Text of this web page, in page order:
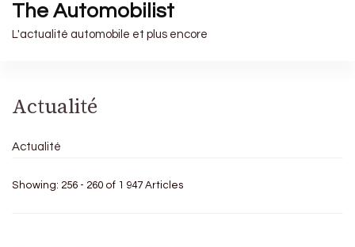
The Automobilist
L'actualité automobile et plus encore
Actualité
Actualité
Showing: 256 - 260 of 1 947 Articles